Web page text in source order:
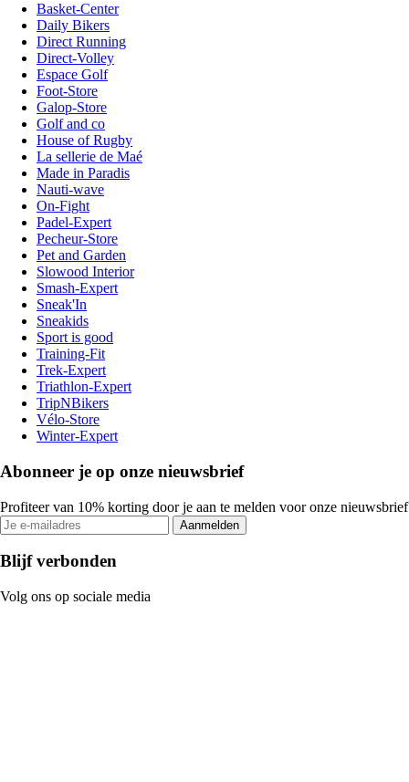
Basket-Center
Daily Bikers
Direct Running
Direct-Volley
Espace Golf
Foot-Store
Galop-Store
Golf and co
House of Rugby
La sellerie de Maé
Made in Paradis
Nauti-wave
On-Fight
Padel-Expert
Pecheur-Store
Pet and Garden
Slowood Interior
Smash-Expert
Sneak'In
Sneakids
Sport is good
Training-Fit
Trek-Expert
Triathlon-Expert
TripNBikers
Vélo-Store
Winter-Expert
Abonneer je op onze nieuwsbrief
Profiteer van 10% korting door je aan te melden voor onze nieuwsbrief
Aanmelden
Blijf verbonden
Volg ons op sociale media